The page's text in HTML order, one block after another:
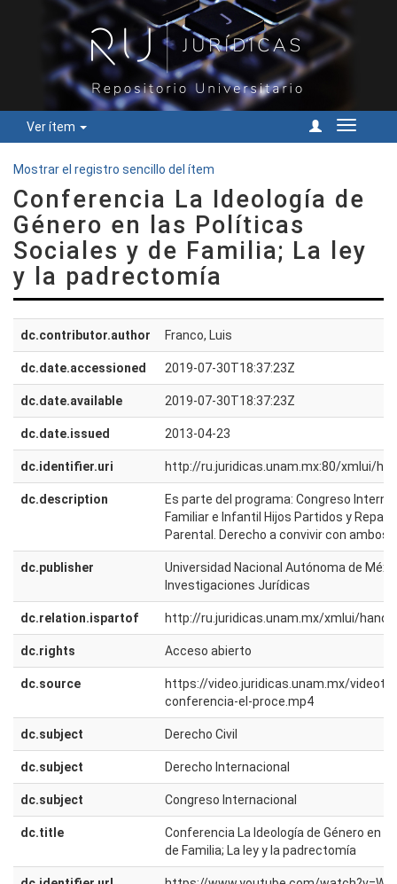
Ver ítem
Cambiar
Mostrar el registro sencillo del ítem
Conferencia La Ideología de
Género en las Políticas
Sociales y de Familia; La ley
y la padrectomía
dc.contributor.author Franco, Luis
dc.date.accessioned 2019-07-30T18:37:23Z
dc.date.available 2019-07-30T18:37:23Z
dc.date.issued 2013-04-23
dc.identifier.uri http://ru.juridicas.unam.mx:80/xmlui/
dc.description
Es parte del programa: Congreso
Familiar e Infantil Hijos Partidos y
Parental. Derecho a convivir con ambos
dc.publisher
Universidad Nacional Autónoma de
Investigaciones Jurídicas
dc.relation.ispartof http://ru.juridicas.unam.mx/xmlui/
dc.rights Acceso abierto
dc.source
https://video.juridicas.unam.mx/
conferencia-el-proce.mp4
dc.subject Derecho Civil
dc.subject Derecho Internacional
dc.subject Congreso Internacional
dc.title
Conferencia La Ideología de Género en
de Familia; La ley y la padrectomía